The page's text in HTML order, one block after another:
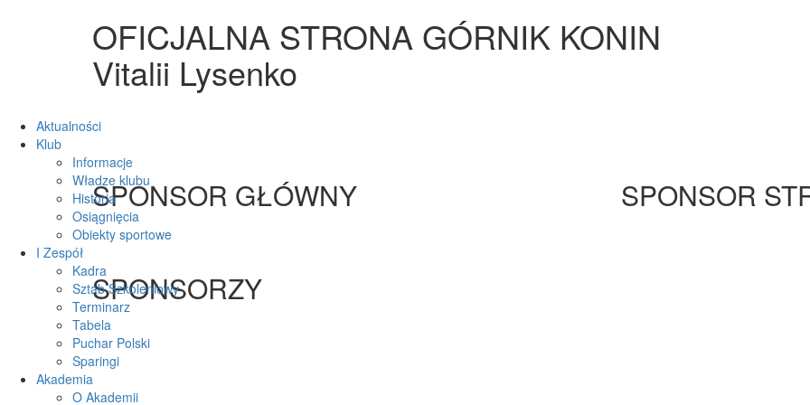
OFICJALNA STRONA GÓRNIK KONIN
Aktualności
Klub
Informacje
Władze klubu
Historia
Osiągnięcia
Obiekty sportowe
I Zespół
Kadra
Sztab Szkoleniowy
Terminarz
Tabela
Puchar Polski
Sparingi
Akademia
O Akademii
Vitalii Lysenko
SPONSOR GŁÓWNY SPONSOR
SPONSORZY